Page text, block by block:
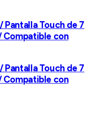
Pantalla Touch de 7
Compatible con
Pantalla Touch de 7
Compatible con